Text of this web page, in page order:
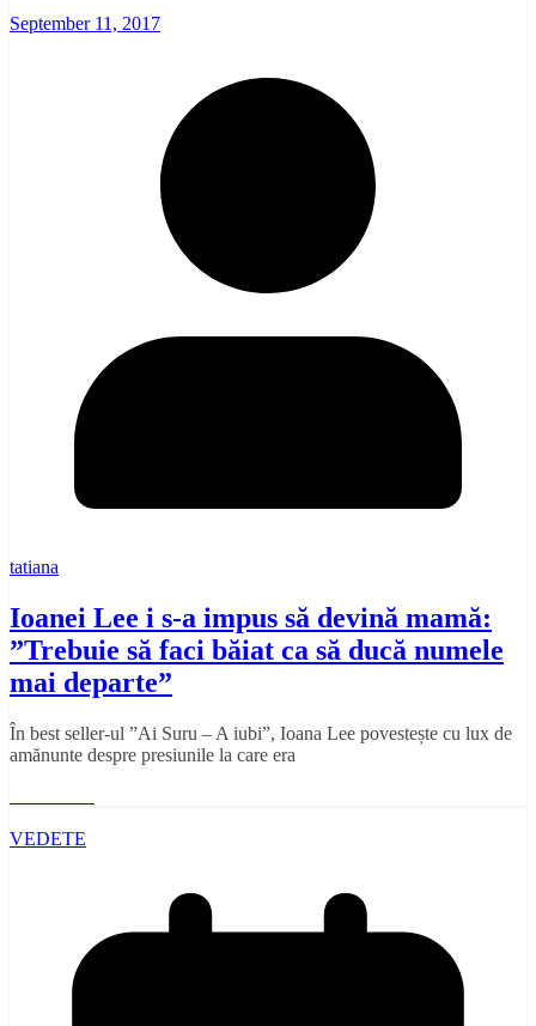
September 11, 2017
tatiana
Ioanei Lee i s-a impus să devină mamă:
”Trebuie să faci băiat ca să ducă numele
mai departe”
În best seller-ul ”Ai Suru – A iubi”, Ioana Lee povestește cu lux de
amănunte despre presiunile la care era
VEDETE